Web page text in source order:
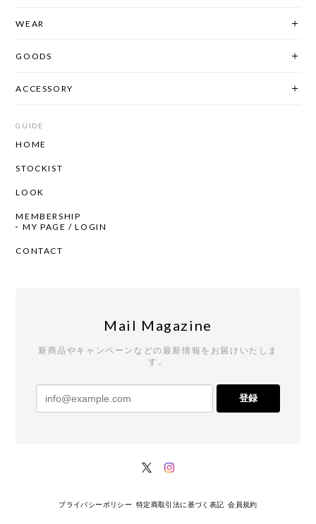
WEAR
GOODS
ACCESSORY
GUIDE
HOME
STOCKIST
LOOK
MEMBERSHIP
MY PAGE / LOGIN
CONTACT
Mail Magazine
新商品やキャンペーンなどの最新情報をお届けいたしま
す。
登録
プライバシーポリシー 特定商取引法に基づく表記 会員規約